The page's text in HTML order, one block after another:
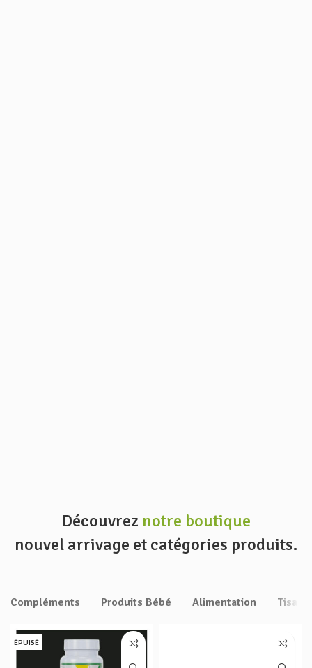
Découvrez notre boutique
nouvel arrivage et catégories produits.
Compléments Produits Bébé Alimentation
ÉPUISÉ